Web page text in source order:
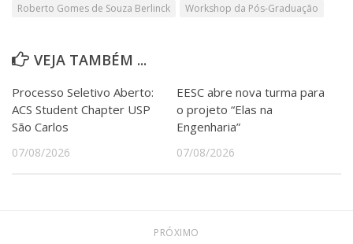
Roberto Gomes de Souza Berlinck
Workshop da Pós-Graduação
VEJA TAMBÉM ...
Processo Seletivo Aberto:
ACS Student Chapter USP
São Carlos
07/08/2026
EESC abre nova turma para
o projeto “Elas na
Engenharia”
07/08/2026
PRÓXIMO